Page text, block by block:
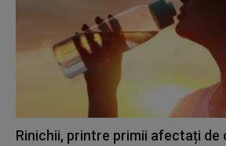
Rinichii, printre primii afectați de